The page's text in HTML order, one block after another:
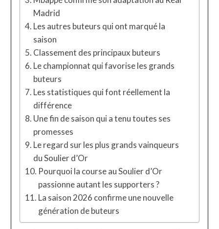
Madrid
Les autres buteurs qui ont marqué la
saison
Classement des principaux buteurs
Le championnat qui favorise les grands
buteurs
Les statistiques qui font réellement la
différence
Une fin de saison qui a tenu toutes ses
promesses
Le regard sur les plus grands vainqueurs
du Soulier d’Or
Pourquoi la course au Soulier d’Or
passionne autant les supporters ?
La saison 2026 confirme une nouvelle
génération de buteurs